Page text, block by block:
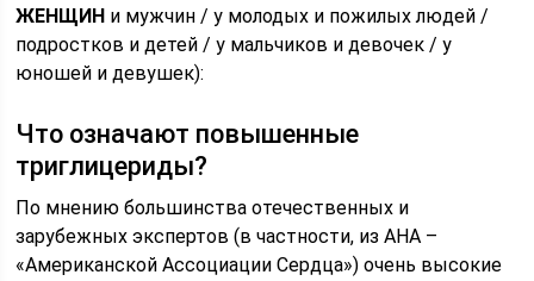
ЖЕНЩИН и мужчин / у молодых и пожилых людей /
подростков и детей / у мальчиков и девочек / у
юношей и девушек):
Что означают повышенные
триглицериды?
По мнению большинства отечественных и
зарубежных экспертов (в частности, из AHA –
«Американской Ассоциации Сердца») очень высокие